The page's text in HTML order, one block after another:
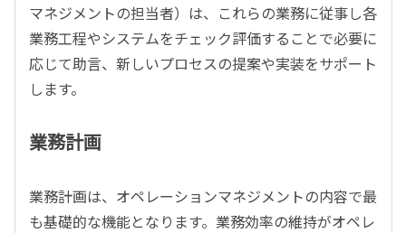
マネジメントの担当者）は、これらの業務に従事し各
業務工程やシステムをチェック評価することで必要に
応じて助言、新しいプロセスの提案や実装をサポート
します。
業務計画
業務計画は、オペレーションマネジメントの内容で最
も基礎的な機能となります。業務効率の維持がオペレ